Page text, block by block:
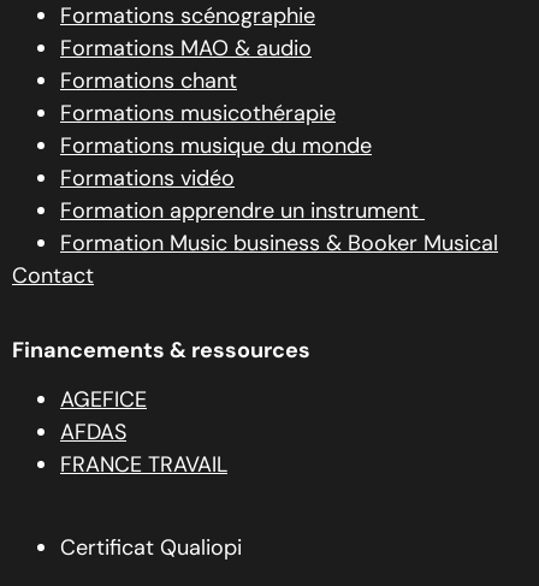
Formations scénographie
Formations MAO & audio
Formations chant
Formations musicothérapie
Formations musique du monde
Formations vidéo
Formation apprendre un instrument
Formation Music business & Booker Musical
Contact
Financements & ressources
AGEFICE
AFDAS
FRANCE TRAVAIL
Certificat Qualiopi